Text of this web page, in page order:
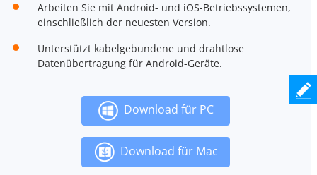
Arbeiten Sie mit Android- und iOS-Betriebssystemen,
einschließlich der neuesten Version.
Unterstützt kabelgebundene und drahtlose
Datenübertragung für Android-Geräte.
Download für PC
Download für Mac